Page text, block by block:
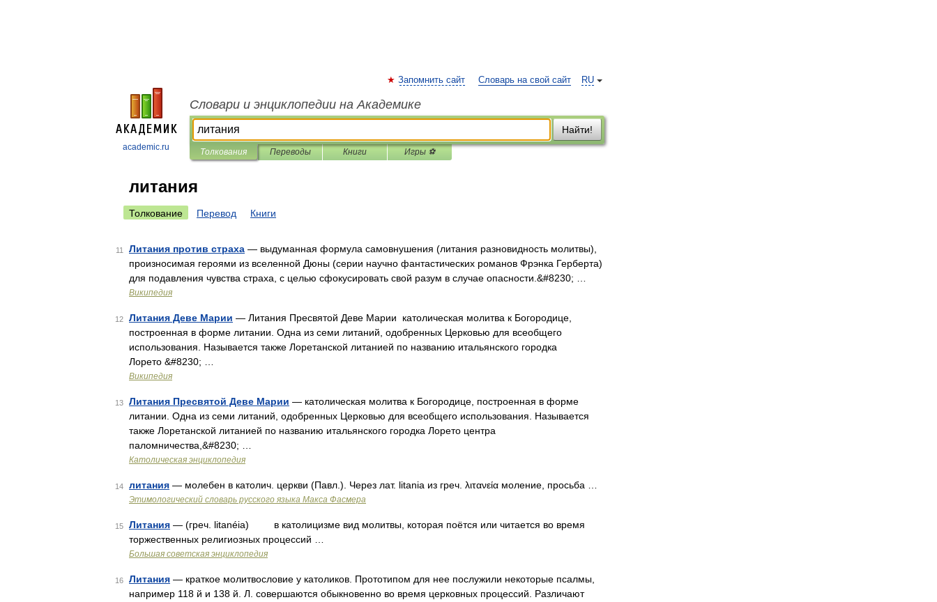
academic.ru
RU
Запомнить сайт Словарь на свой сайт
Словари и энциклопедии на Академике
Найти!
Толкования Переводы Книги Игры ⚽
литания
Толкование Перевод Книги
11 Литания против страха — выдуманная формула самовнушения (литания разновидность молитвы),
произносимая героями из вселенной Дюны (серии научно фантастических романов Фрэнка Герберта)
для подавления чувства страха, с целью сфокусировать свой разум в случае опасности.&#8230; …
Википедия
12 Литания Деве Марии — Литания Пресвятой Деве Марии католическая молитва к Богородице,
построенная в форме литании. Одна из семи литаний, одобренных Церковью для всеобщего
использования. Называется также Лоретанской литанией по названию итальянского городка
Лорето &#8230; …
Википедия
13 Литания Пресвятой Деве Марии — католическая молитва к Богородице, построенная в форме
литании. Одна из семи литаний, одобренных Церковью для всеобщего использования. Называется
также Лоретанской литанией по названию итальянского городка Лорето центра
паломничества,&#8230; …
Католическая энциклопедия
14 литания — молебен в католич. церкви (Павл.). Через лат. litania из греч. λιτανεία моление, просьба …
Этимологический словарь русского языка Макса Фасмера
15 Литания — (греч. litanéia) в католицизме вид молитвы, которая поётся или читается во время
торжественных религиозных процессий …
Большая советская энциклопедия
16 Литания — краткое молитвословие у католиков. Прототипом для нее послужили некоторые псалмы,
например 118 й и 138 й. Л. совершаются обыкновенно во время церковных процессий. Различают